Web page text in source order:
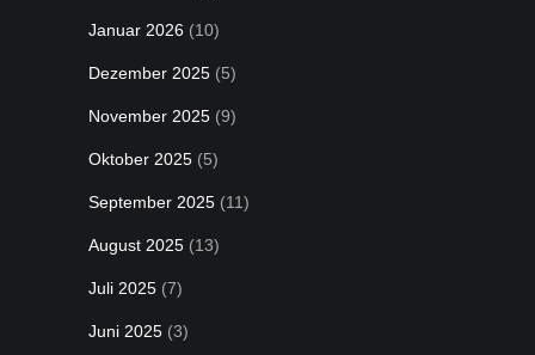
Januar 2026 (10)
Dezember 2025 (5)
November 2025 (9)
Oktober 2025 (5)
September 2025 (11)
August 2025 (13)
Juli 2025 (7)
Juni 2025 (3)